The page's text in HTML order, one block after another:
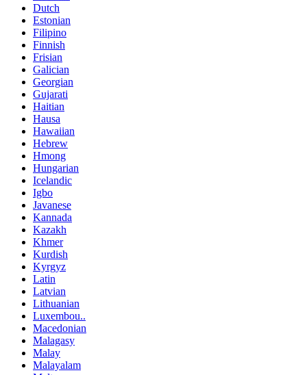
Dutch
Estonian
Filipino
Finnish
Frisian
Galician
Georgian
Gujarati
Haitian
Hausa
Hawaiian
Hebrew
Hmong
Hungarian
Icelandic
Igbo
Javanese
Kannada
Kazakh
Khmer
Kurdish
Kyrgyz
Latin
Latvian
Lithuanian
Luxembou..
Macedonian
Malagasy
Malay
Malayalam